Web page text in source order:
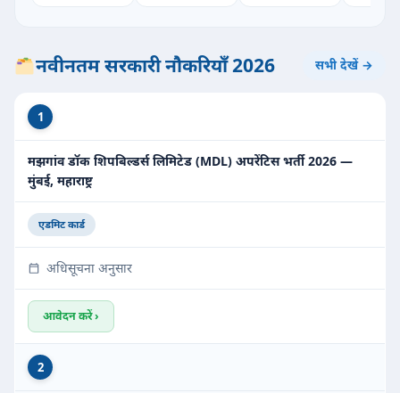
नवीनतम सरकारी नौकरियाँ 2026 सभी देखें →
1
मझगांव डॉक शिपबिल्डर्स लिमिटेड (MDL) अपरेंटिस भर्ती 2026 —
मुंबई, महाराष्ट्र
एडमिट कार्ड
अधिसूचना अनुसार
आवेदन करें ›
2